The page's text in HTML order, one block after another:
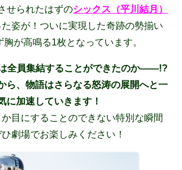
せられたはずのシックス（平川結月）
姿が！ついに実現した奇跡の勢揃い
胸が高鳴る1枚となっています。
全員集結することができたのか――!?
ら、物語はさらなる怒涛の展開へと一
に加速していきます！
目にすることのできない特別な瞬間
劇場でお楽しみください！